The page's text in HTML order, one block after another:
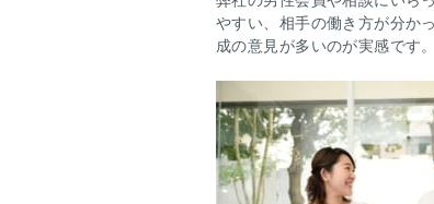
やすい、相手の働き方が分か
成の意見が多いのが実感です。